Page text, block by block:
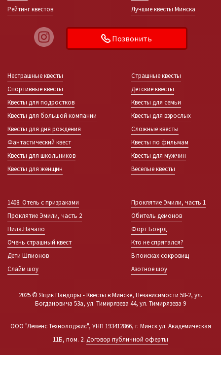
Рейтинг квестов
Лучшие квесты Минска
Позвонить
Нестрашные квесты
Страшные квесты
Спортивные квесты
Детские квесты
Квесты для подростков
Квесты для семьи
Квесты для большой компании
Квесты для взрослых
Квесты для дня рождения
Сложные квесты
Фантастический квест
Квесты по фильмам
Квесты для школьников
Квесты для мужчин
Квесты для женщин
Веселые квесты
1408. Отель с призраками
Проклятие Эмили, часть 1
Проклятие Эмили, часть 2
Обитель демонов
Пила.Начало
Форт Боярд
Очень страшный квест
Кто не спрятался?
Дети Шпионов
В поисках сокровищ
Слайм шоу
Азотное шоу
2025 © Ящик Пандоры - Квесты в Минске, Независимости 58-2, ул.
Богдановича 53а, ул. Тимирязева 44, ул. Тимирязева 9
ООО "Леменс Технолоджис", УНП 193412866, г. Минск ул. Академическая
11Б, пом. 2. Договор публичной оферты